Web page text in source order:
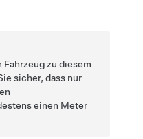
zu diesem
sicher, dass nur
einen Meter